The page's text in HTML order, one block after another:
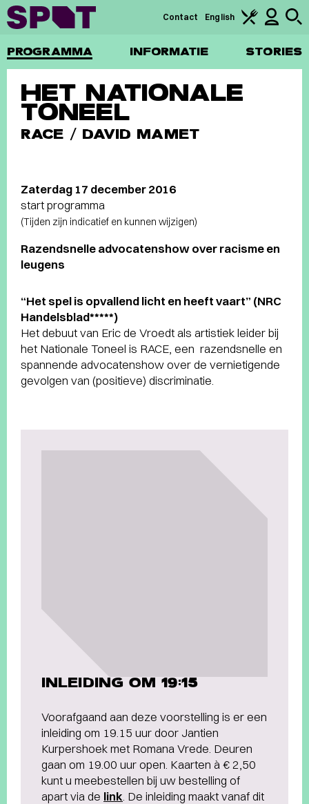
PROGRAMMA INFORMATIE STORIES
Contact English
HET NATIONALE
TONEEL
RACE / DAVID MAMET
Zaterdag 17 december 2016
start programma
(Tijden zijn indicatief en kunnen wijzigen)
Razendsnelle advocatenshow over racisme en
leugens
“Het spel is opvallend licht en heeft vaart” (NRC
Handelsblad*****)
Het debuut van Eric de Vroedt als artistiek leider bij
het Nationale Toneel is RACE, een razendsnelle en
spannende advocatenshow over de vernietigende
gevolgen van (positieve) discriminatie.
INLEIDING OM 19:15
Voorafgaand aan deze voorstelling is er een
inleiding om 19.15 uur door Jantien
Kurpershoek met Romana Vrede. Deuren
gaan om 19.00 uur open. Kaarten à € 2,50
kunt u meebestellen bij uw bestelling of
apart via de link . De inleiding maakt vanaf dit